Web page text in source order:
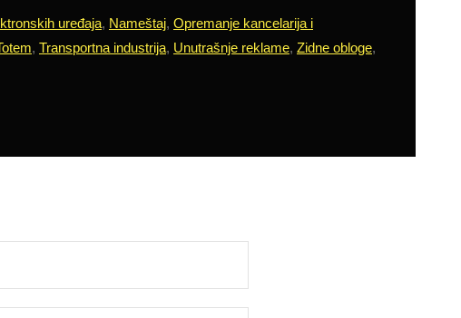
uređaja, Nameštaj, Opremanje kancelarija i
, Transportna industrija, Unutrašnje reklame, Zidne obloge,